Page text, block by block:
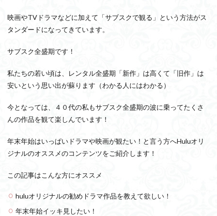
映画やTVドラマなどに加えて「サブスクで観る」という方法がス
タンダードになってきています。
サブスク全盛期です！
私たちの若い頃は、レンタル全盛期「新作」は高くて「旧作」は
安いという思い出が蘇ります（わかる人にはわかる）
今となっては、４０代の私もサブスク全盛期の波に乗ってたくさ
んの作品を観て楽しんでいます！
年末年始はいっぱいドラマや映画が観たい！と言う方へHuluオリ
ジナルのオススメのコンテンツをご紹介します！
この記事はこんな方にオススメ
huluオリジナルの勧めドラマ作品を教えて欲しい！
年末年始イッキ見したい！